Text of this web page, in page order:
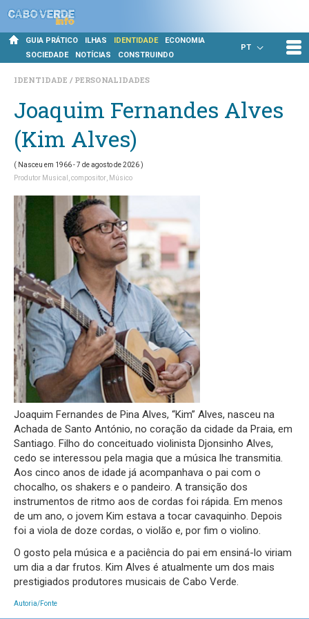
GUIA PRÁTICO ILHAS IDENTIDADE
ECONOMIA
SOCIEDADE
NOTÍCIAS CONSTRUINDO
PT
IDENTIDADE PERSONALIDADES
Joaquim Fernandes Alves
(Kim Alves)
( Nasceu em 1966- 7 de agosto de 2026 )
Produtor Musical
compositor Músico
Joaquim Fernandes de Pina Alves, “Kim” Alves, nasceu na
Achada de Santo António, no coração da cidade da Praia, em
Santiago. Filho do conceituado violinista Djonsinho Alves,
cedo se interessou pela magia que a música lhe transmitia.
Aos cinco anos de idade já acompanhava o pai com o
chocalho, os shakers e o pandeiro. A transição dos
instrumentos de ritmo aos de cordas foi rápida. Em menos
de um ano, o jovem Kim estava a tocar cavaquinho. Depois
foi a viola de doze cordas, o violão e, por fim o violino.
O gosto pela música e a paciência do pai em ensiná-lo viriam
um dia a dar frutos. Kim Alves é atualmente um dos mais
prestigiados produtores musicais de Cabo Verde.
Autoria/Fonte